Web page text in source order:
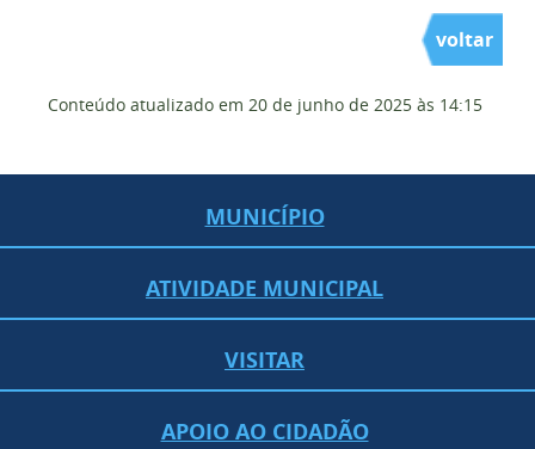
voltar
Conteúdo atualizado em 20 de junho de 2025 às 14:15
MUNICÍPIO
ATIVIDADE MUNICIPAL
VISITAR
APOIO AO CIDADÃO